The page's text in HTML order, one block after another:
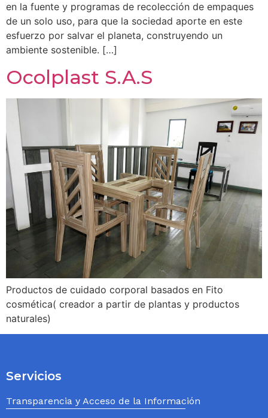
en la fuente y programas de recolección de empaques
de un solo uso, para que la sociedad aporte en este
esfuerzo por salvar el planeta, construyendo un
ambiente sostenible. […]
Ocolplast S.A.S
Productos de cuidado corporal basados en Fito
cosmética( creador a partir de plantas y productos
naturales)
Servicios
Transparencia y Acceso de la Información